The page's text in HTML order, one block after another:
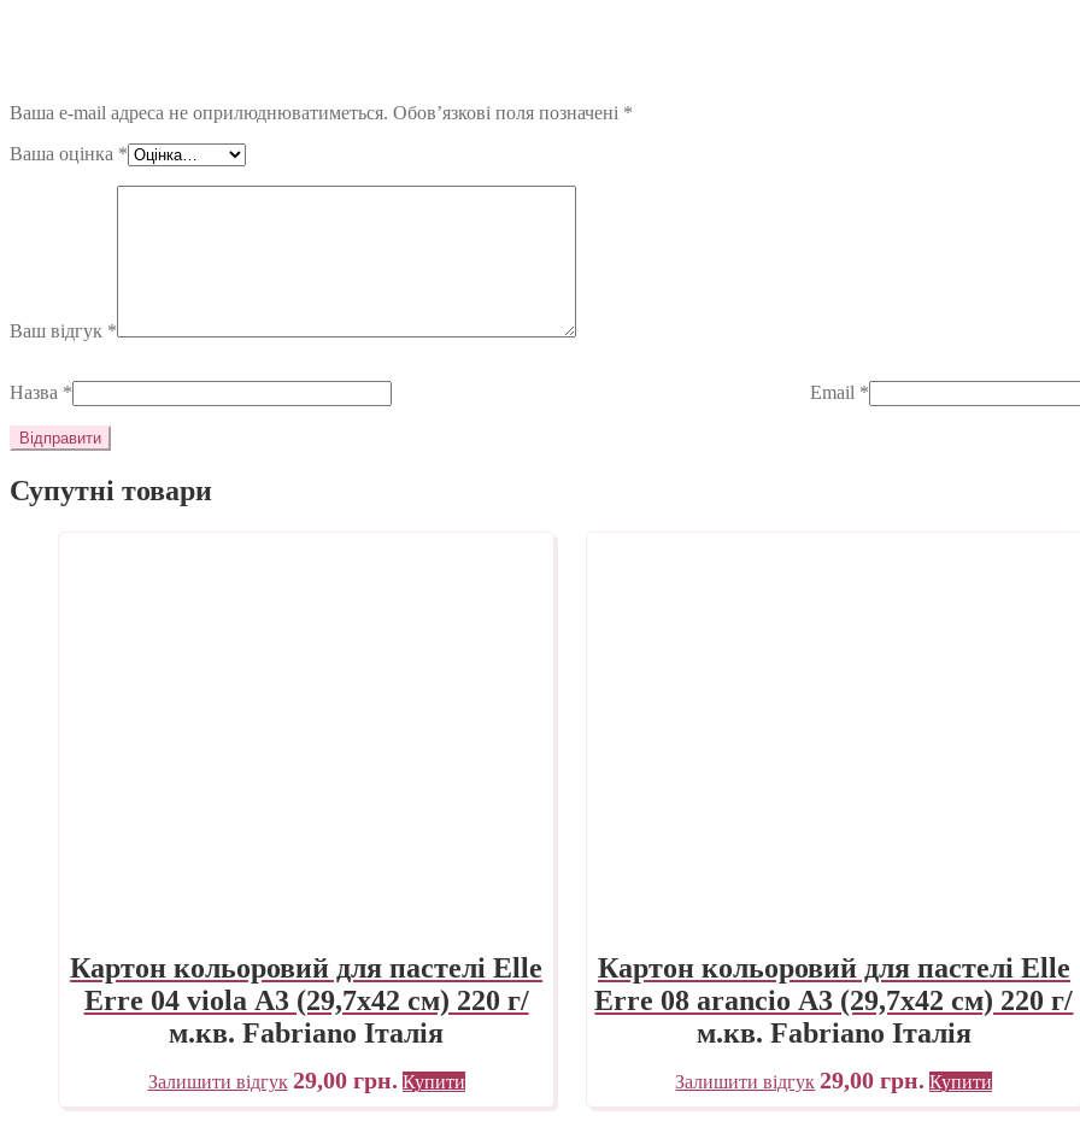
Ваша e-mail адреса не оприлюднюватиметься. Обов’язкові поля позначені *
Ваша оцінка *
Ваш відгук *
Назва * Email *
Супутні товари
Картон кольоровий для пастелі Elle
Erre 04 viola А3 (29,7х42 см) 220 г/
м.кв. Fabriano Італія
Залишити відгук 29,00 грн. Купити
Картон кольоровий для пастелі Elle
Erre 08 arancio А3 (29,7х42 см) 220 г/
м.кв. Fabriano Італія
Залишити відгук 29,00грн. Купити